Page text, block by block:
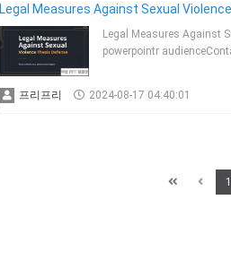
Legal Measures Against Sexual
Legal Measures Against
powerpointr
프리프리 2024-08-17 04:40:01
1